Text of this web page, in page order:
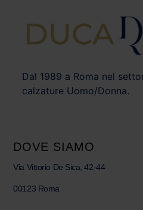
Dal 1989 a Roma nel
calzature Uomo/Donna.
DOVE SIAMO
Via Vittorio De Sica, 42-44
00123 Roma